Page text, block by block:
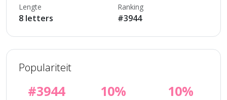
Lengte
8 letters
Ranking
#3944
Populariteit
#3944 10% 10%